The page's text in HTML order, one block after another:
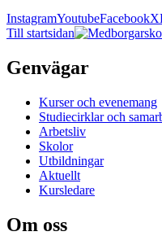
InstagramYoutubeFacebookX
Till startsidan
Genvägar
Kurser och evenemang
Studiecirklar och
Arbetsliv
Skolor
Utbildningar
Aktuellt
Kursledare
Om oss